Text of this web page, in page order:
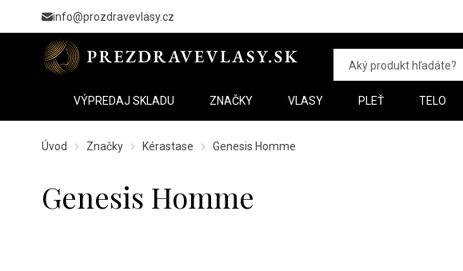
info@prozdravevlasy.cz
VÝPREDAJ SKLADU ZNAČKY VLASY PLEŤ TELO
Úvod Značky Kérastase Genesis Homme
Genesis Homme